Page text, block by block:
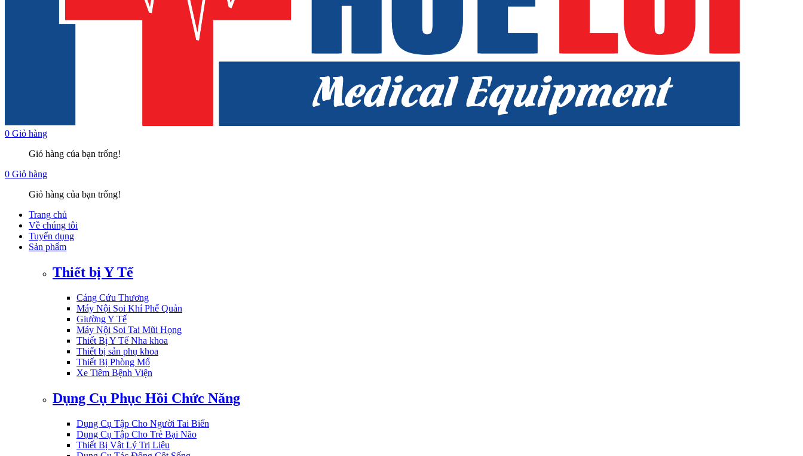
0 Giỏ hàng
Giỏ hàng của bạn trống!
0 Giỏ hàng
Giỏ hàng của bạn trống!
Trang chủ
Về chúng tôi
Tuyển dụng
Sản phẩm
Thiết bị Y Tế
Cáng Cứu Thương
Máy Nội Soi Khí Phế Quản
Giường Y Tế
Máy Nội Soi Tai Mũi Họng
Thiết Bị Y Tế Nha khoa
Thiết bị sản phụ khoa
Thiết Bị Phòng Mổ
Xe Tiêm Bệnh Viện
Dụng Cụ Phục Hồi Chức Năng
Dụng Cụ Tập Cho Người Tai Biến
Dụng Cụ Tập Cho Trẻ Bại Não
Thiết Bị Vật Lý Trị Liệu